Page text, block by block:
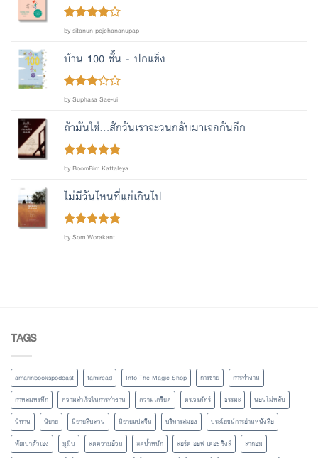
Rated4
by sitanun pojchananupap
บ้าน 100 ชั้น - ปกแข็ง
Rated
of 5
by Suphasa Sae-ui
ถ้ามันใช่...สักวันเราจะวนกลับมาเจอกันอีก
Rated5out
by BoomBim Kattaleya
ไม่มีวันไหนที่แย่เกินไป
Rated5out
by Som Worakant
TAGS
amarinbookspodcast famiread Into The Magic Shop การขาย
การทำงาน
กาหลมหรทึก
ความสำเร็จในการทำงาน ความเครียด ดร.วรภัทร์ ธรรมะ
นอนไม่หลับ
นิทาน
นิยาย นิยายสืบสวน นิยายแปลจีน บริหารสมอง
ประโยชน์การอ่านหนังสือ
พัฒนาตัวเอง
มูมิน ลดความอ้วน ลดน้ำหนัก ลอร์ด ออฟ เดอะ ริงส์
ลากอม